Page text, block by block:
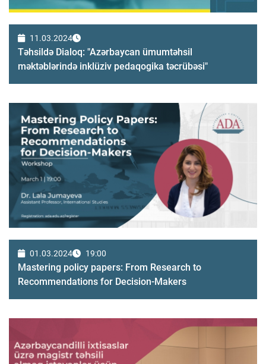
11.03.2024
Təhsildə Dialoq: "Azərbaycan ümumtəhsil
məktəblərində inklüziv pedaqogika təcrübəsi"
01.03.2024 19:00
Mastering policy papers: From Research to
Recommendations for Decision-Makers